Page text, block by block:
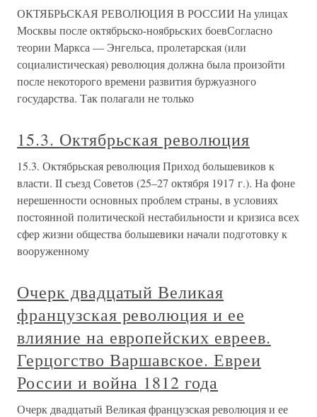
ОКТЯБРЬСКАЯ РЕВОЛЮЦИЯ В РОССИИ На улицах
Москвы после октябрьско-ноябрьских боевСогласно
теории Маркса — Энгельса, пролетарская (или
социалистическая) революция должна была произойти
после некоторого времени развития буржуазного
государства. Так полагали не только
15.3. Октябрьская революция
15.3. Октябрьская революция Приход большевиков к
власти. II съезд Советов (25–27 октября 1917 г.). На фоне
нерешенности основных проблем страны, в условиях
постоянной политической нестабильности и кризиса всех
сфер жизни общества большевики начали подготовку к
вооруженному
Очерк двадцатый Великая
французская революция и ее
влияние на европейских евреев.
Герцогство Варшавское. Евреи
России и война 1812 года
Очерк двадцатый Великая французская революция и ее